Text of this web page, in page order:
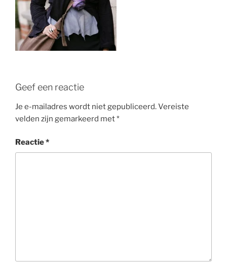
Geef een reactie
Je e-mailadres wordt niet gepubliceerd.Vereiste
velden zijn gemarkeerd met*
Reactie*